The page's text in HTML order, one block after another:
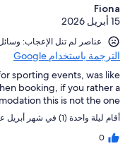
Fiona
15 أبريل 2026
عناصر لم تنل الإعجاب:
الترجمة باستخدام Google
sporting events, was like
booking, if you rather a
this is not the one.
أقام ليلة واحدة (1) في شهر أبريل عام 2026
0